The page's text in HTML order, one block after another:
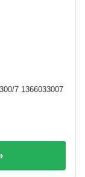
7 1366033007